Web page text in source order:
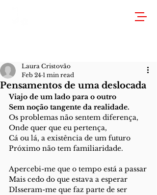
Pensamentos de uma deslocada
Laura Cristovão
Feb 24 1 min read
Viajo de um lado para o outro
Sem noção tangente da realidade.
Os problemas não sentem diferença,
Onde quer que eu pertença,
Cá ou lá, a existência de um futuro
Próximo não tem familiaridade.
Apercebi-me que o tempo está a passar
Mais cedo do que estava a esperar
DIsseram-me que faz parte de ser